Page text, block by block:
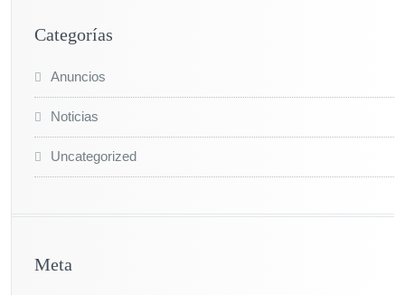
Categorías
Anuncios
Noticias
Uncategorized
Meta